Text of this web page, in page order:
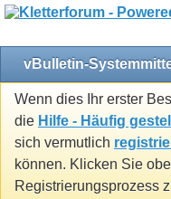
vBulletin-
Wenn dies Ihr erster
die Hilfe - Häufig
sich vermutlich
können. Klicken Sie
Registrierungsprozess